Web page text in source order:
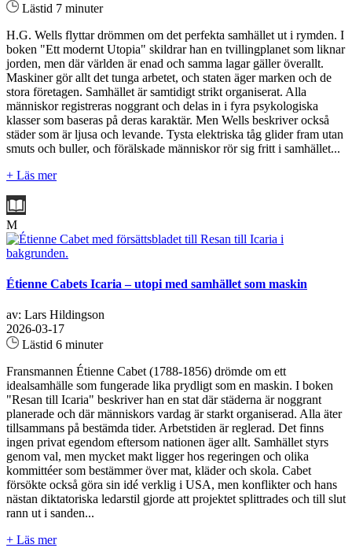
Lästid 7 minuter
H.G. Wells flyttar drömmen om det perfekta samhället ut i rymden. I
boken "Ett modernt Utopia" skildrar han en tvillingplanet som liknar
jorden, men där världen är enad och samma lagar gäller överallt.
Maskiner gör allt det tunga arbetet, och staten äger marken och de
stora företagen. Samhället är samtidigt strikt organiserat. Alla
människor registreras noggrant och delas in i fyra psykologiska
klasser som baseras på deras karaktär. Men Wells beskriver också
städer som är ljusa och levande. Tysta elektriska tåg glider fram utan
smuts och buller, och förälskade människor rör sig fritt i samhället...
+ Läs mer
M
Étienne Cabets Icaria – utopi med samhället som maskin
av: Lars Hildingson
2026-03-17
Lästid 6 minuter
Fransmannen Étienne Cabet (1788-1856) drömde om ett
idealsamhälle som fungerade lika prydligt som en maskin. I boken
"Resan till Icaria" beskriver han en stat där städerna är noggrant
planerade och där människors vardag är starkt organiserad. Alla äter
tillsammans på bestämda tider. Arbetstiden är reglerad. Det finns
ingen privat egendom eftersom nationen äger allt. Samhället styrs
genom val, men mycket makt ligger hos regeringen och olika
kommittéer som bestämmer över mat, kläder och skola. Cabet
försökte också göra sin idé verklig i USA, men konflikter och hans
nästan diktatoriska ledarstil gjorde att projektet splittrades och till slut
rann ut i sanden...
+ Läs mer